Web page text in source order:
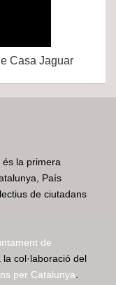
Casa Jaguar
la primera
País
de ciutadans
de
la col·laboració del
per Catalunya